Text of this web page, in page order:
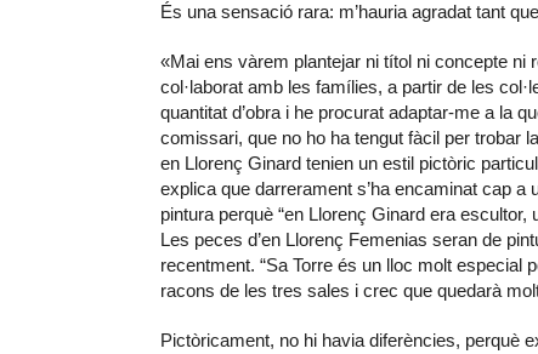
És una sensació rara: m’hauria agradat tant
«Mai ens vàrem plantejar ni títol ni concepte ni
col·laborat amb les famílies, a partir de les
quantitat d’obra i he procurat adaptar-me a la
comissari, que no ho ha tengut fàcil per trobar
en Llorenç Ginard tenien un estil pictòric
explica que darrerament s’ha encaminat cap
pintura perquè “en Llorenç Ginard era
Les peces d’en Llorenç Femenias seran de
recentment. “Sa Torre és un lloc molt especial
racons de les tres sales i crec que quedarà
Pictòricament, no hi havia diferències, perquè